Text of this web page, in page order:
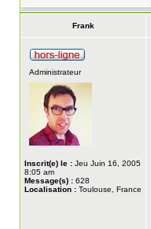
Frank
Administrateur
Inscrit(e) le : Jeu Juin 16, 2005
8:05 am
Message(s) : 628
Localisation : Toulouse, France